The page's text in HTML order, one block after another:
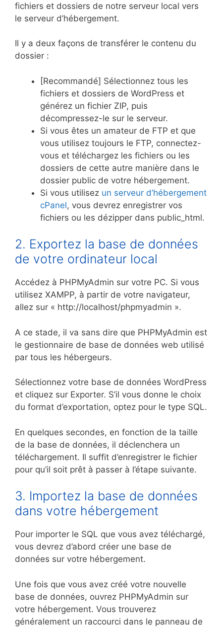
fichiers et dossiers de notre serveur local vers
le serveur d’hébergement.
Il y a deux façons de transférer le contenu du
dossier :
[Recommandé] Sélectionnez tous les
fichiers et dossiers de WordPress et
générez un fichier ZIP, puis
décompressez-le sur le serveur.
Si vous êtes un amateur de FTP et que
vous utilisez toujours le FTP, connectez-
vous et téléchargez les fichiers ou les
dossiers de cette autre manière dans le
dossier public de votre hébergement.
Si vous utilisez un serveur d’hébergement
cPanel, vous devrez enregistrer vos
fichiers ou les dézipper dans public_html.
2. Exportez la base de données
de votre ordinateur local
Accédez à PHPMyAdmin sur votre PC. Si vous
utilisez XAMPP, à partir de votre navigateur,
allez sur « http://localhost/phpmyadmin ».
A ce stade, il va sans dire que PHPMyAdmin est
le gestionnaire de base de données web utilisé
par tous les hébergeurs.
Sélectionnez votre base de données WordPress
et cliquez sur Exporter. S’il vous donne le choix
du format d’exportation, optez pour le type SQL.
En quelques secondes, en fonction de la taille
de la base de données, il déclenchera un
téléchargement. Il suffit d’enregistrer le fichier
pour qu’il soit prêt à passer à l’étape suivante.
3. Importez la base de données
dans votre hébergement
Pour importer le SQL que vous avez téléchargé,
vous devrez d’abord créer une base de
données sur votre hébergement.
Une fois que vous avez créé votre nouvelle
base de données, ouvrez PHPMyAdmin sur
votre hébergement. Vous trouverez
généralement un raccourci dans le panneau de